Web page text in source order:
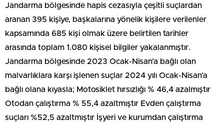
Jandarma bölgesinde hapis cezasıyla çeşitli suçlardan
aranan 395 kişiye, başkalarına yönelik kişilere verilenler
kapsamında 685 kişi olmak üzere belirtilen tarihler
arasında toplam 1.080 kişisel bilgiler yakalanmıştır.
Jandarma bölgesinde 2023 Ocak-Nisan’a bağlı olan
malvarlıklara karşı işlenen suçlar 2024 yılı Ocak-Nisan’a
bağlı olana kıyasla; Motosiklet hırsızlığı % 46,4 azalmıştır
Otodan çalıştırma % 55,4 azaltmıştır Evden çalıştırma
suçları %52,5 azaltmıştır İşyeri ve kurumdan çalıştırma